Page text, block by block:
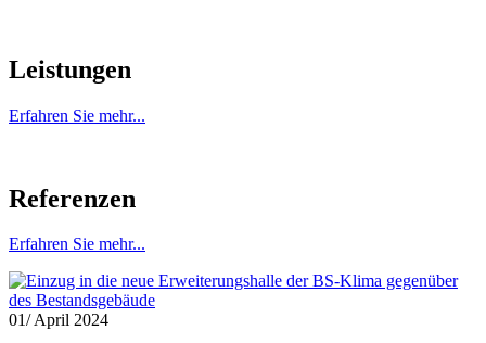
Leistungen
Erfahren Sie mehr...
Referenzen
Erfahren Sie mehr...
01/ April 2024